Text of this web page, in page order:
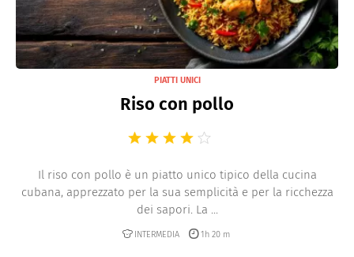
PIATTI UNICI
Riso con pollo
Il riso con pollo è un piatto unico tipico della cucina
cubana, apprezzato per la sua semplicità e per la ricchezza
dei sapori. La ...
INTERMEDIA 1h 20 m